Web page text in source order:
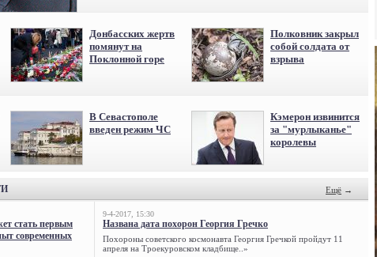
Донбасских жертв
помянут на
Поклонной горе
Полковник закрыл
собой солдата от
взрыва
В Севастополе
введен режим ЧС
Кэмерон извинится
за "мурлыканье"
королевы
Ещё →
стать первым
современных
9-4-2017, 15:30
Названа дата похорон Георгия Гречко
Похороны советского космонавта Георгия Гречкой пройдут 11
апреля на Троекуровском кладбище..»